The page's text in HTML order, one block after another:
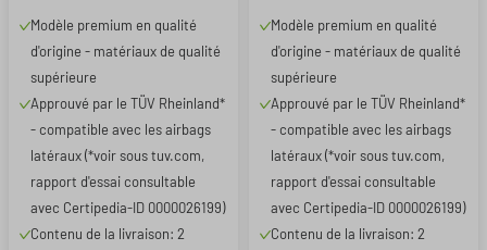
Modèle premium en qualité
d'origine - matériaux de qualité
supérieure
Approuvé par le TÜV Rheinland*
- compatible avec les airbags
latéraux (*voir sous tuv.com,
rapport d'essai consultable
avec Certipedia-ID 0000026199)
Contenu de la livraison: 2
d'accoudoir
Modèle premium en qualité
d'origine - matériaux de qualité
supérieure
Approuvé par le TÜV Rheinland*
- compatible avec les airbags
latéraux (*voir sous tuv.com,
rapport d'essai consultable
avec Certipedia-ID 0000026199)
Contenu de la livraison: 2